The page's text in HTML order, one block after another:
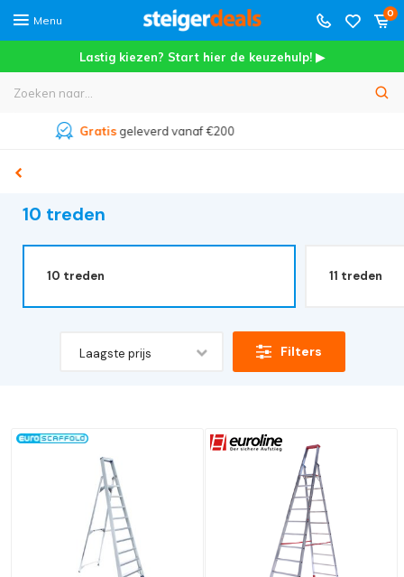
Menu
0
Lastig kiezen? Start hier de keuzehulp! ▶
Meer dan45.000+tevreden klanten
10 treden
10 treden 11 treden
Laagste prijs Filters